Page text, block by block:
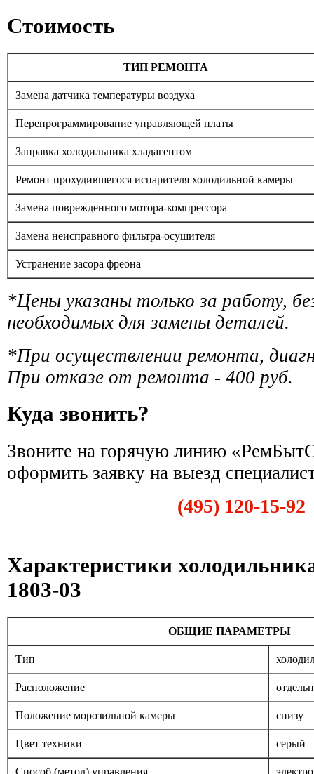
Стоимость
ТИП РЕМОНТА
Замена датчика температуры воздуха
Перепрограммирование управляющей платы
Заправка холодильника хладагентом
Ремонт прохудившегося испарителя холодильной камеры
Замена поврежденного мотора-компрессора
Замена неисправного фильтра-осушителя
Устранение засора фреона
*Цены указаны только за работу,
необходимых для замены деталей.
*При осуществлении ремонта,
При отказе от ремонта - 400 руб.
Куда звонить?
Звоните на горячую линию
оформить заявку на выезд
(495) 120-15-92
Характеристики
1803-03
ОБЩИЕ ПАРАМЕТРЫ
Тип
Расположение
Положение морозильной камеры снизу
Цвет техники серый